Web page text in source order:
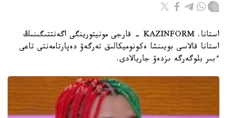
استانا. KAZINFORM - قارجى مونيتورينگى اگەنتتىگىنىڭ
استانا قالاسى بويىنشا ەكونوميكالىق تەرگەۋ دەپارتامەنتى تاعى
ءبىر بلوگەرگە ىزدەۋ جاريالادى.